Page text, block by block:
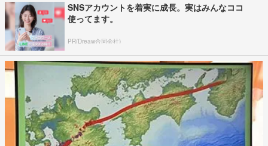
SNSアカウントを着実に成長。実はみんなココ
使ってます。
PR(Dreaw合同会社)